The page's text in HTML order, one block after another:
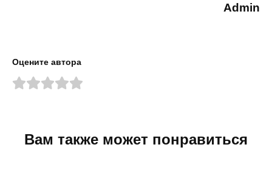
Admin
Оцените автора
Вам также может понравиться